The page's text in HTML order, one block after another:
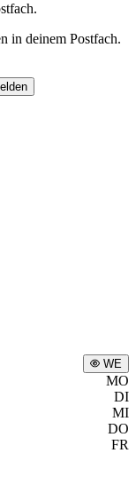
in deinem Postfach.
WE
MO
DI
MI
DO
FR